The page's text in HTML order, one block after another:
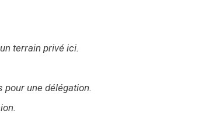
terrain privé ici.
une délégation.